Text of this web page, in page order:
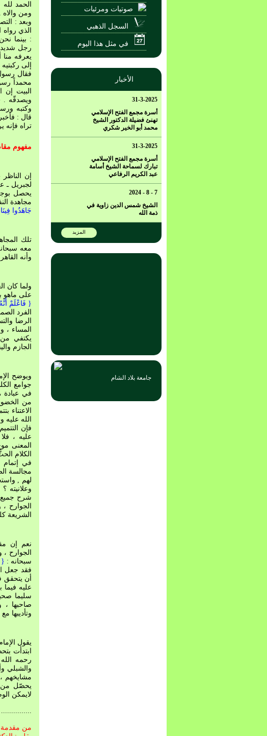
صوتيات ومرئيات
السجل الذهبي
في مثل هذا اليوم
الأخبار
31-3-2025
أسرة مجمع الفتح الإسلامي
تهنئ فضيلة الدكتور الشيخ
محمد أبو الخير شكري
31-3-2025
أسرة مجمع الفتح الإسلامي
تبارك لسماحة الشيخ أسامة
عبد الكريم الرفاعي
7 - 8 - 2024
الشيخ شمس الدين زاوية في
ذمة الله
المزيد
جامعة بلاد الشام
الحمد
ومن والاه .
وبعد :
الذي
: بينما
رجل شديد
يعرفه
إلى
فقال
محمداً
البيت
ويصدقّه .
وكتبه
قال :
تراه فإنه
مفهوم
إن
لجبريل ـ
يحصل
مجاهدة
جَاهَدُوا
تلك
معه
وأنه
ولما كان
على ماهو
{ فَاعْلَمْ أَنَّهُ
الفرد
الرضا
المساء ،
يكتفي من
الجازم
ويوضح
جوامع
في عبادة
من
الله
فإن
عليه ،
المعنى
الكلام
في
مجالسة
لهم ,
شرح جميع
الجوارح
الشريعة
نعم إن
الجوارح
سبحانه : {
فقد جعل
أن يتحقق
عليه
سليما
صاحبها ،
وتأديبها
يقول
ابتدأت
رحمه
والشبلي
مشايخهم
يحصّل من
لايمكن
...............
من مقدمة